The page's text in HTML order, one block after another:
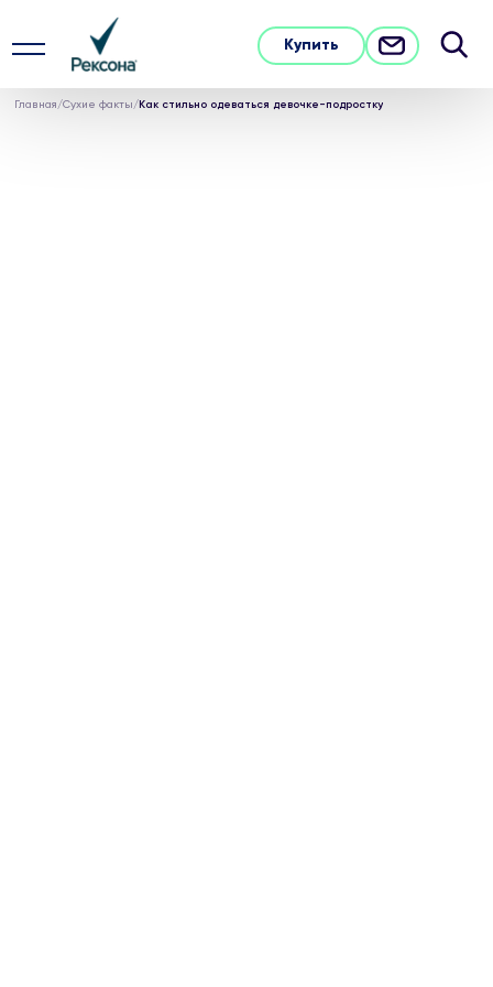
Купить
Главная /Сухие факты / Как стильно одеваться девочке-подростку